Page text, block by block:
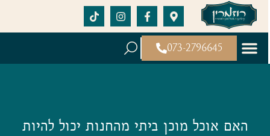
073-2796645
האם אוכל מוכן ביתי מהחנות יכול להיות